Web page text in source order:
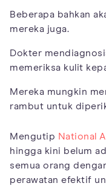
Beberapa bahkan
mereka juga.
Dokter
memeriksa kulit
Mereka mungkin
rambut untuk
Mengutip National
hingga kini belum
semua orang
perawatan efektif